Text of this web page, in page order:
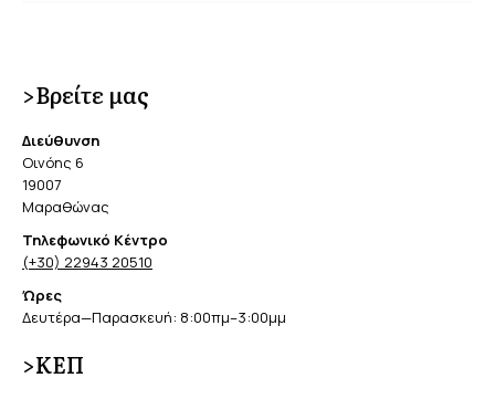
>Βρείτε μας
Διεύθυνση
Οινόης 6
19007
Μαραθώνας
Τηλεφωνικό Κέντρο
(+30) 22943 20510
Ώρες
Δευτέρα—Παρασκευή: 8:00πμ–3:00μμ
>ΚΕΠ